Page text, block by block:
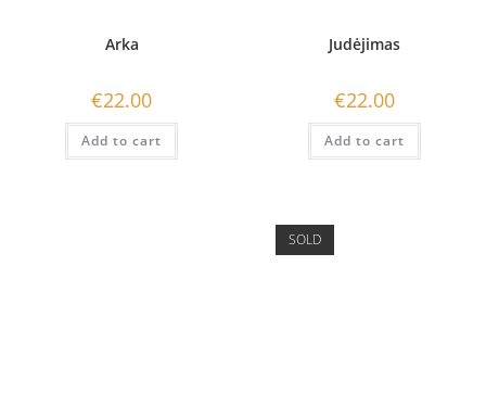
Arka
€22.00
Add to cart
Judėjimas
€22.00
Add to cart
SOLD